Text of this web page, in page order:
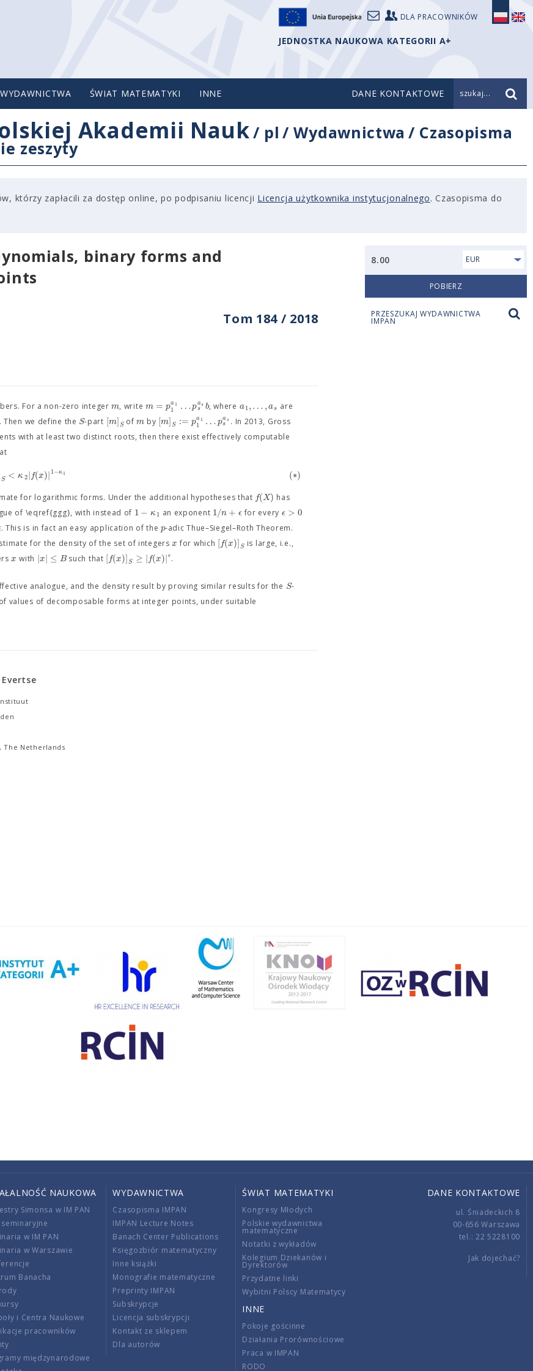
DLA PRACOWNIKÓW
JEDNOSTKA NAUKOWA KATEGORII A+
WYDAWNICTWA ŚWIAT MATEMATYKI INNE DANE KONTAKTOWE szukaj...
Akademii Nauk/ pl /Wydawnictwa / Czasopisma
zeszyty
którzy zapłacili za dostęp online, po podpisaniu licencji Licencja użytkownika instytucjonalnego. Czasopisma do
binary forms and
Tom 184 / 2018
For a non-zero integerm, write m = pa1
1 …pas
s b, where a1,… ,as are
. Then we define the S-part [m]Sofm by [m]S := pa1
1 …pas
s
. In 2013, Gross
with at least two distinct roots, then there exist effectively computable
S < κ2|f(x)|1−κ1 (∗)
for logarithmic forms. Under the additional hypotheses that f(X) has
of \eqref{ggg}, with instead of 1− κ1 an exponent 1/n+ ϵfor every ϵ > 0
. This is in fact an easy application of thep-adic Thue–Siegel–Roth Theorem.
for the density of the set of integersx for which [f(x)]S is large, i.e.,
x with |x| ≤ Bsuch that [f(x)]S ≥ |f(x)|ϵ.
analogue, and the density result by proving similar results for the S-
values of decomposable forms at integer points, under suitable
The Netherlands
8.00 EUR
POBIERZ
PRZESZUKAJ WYDAWNICTWA
IMPAN
NAUKOWA
Simonsa w IM PAN
seminaryjne
w IM PAN
w Warszawie
Banacha
i Centra Naukowe
pracowników
międzynarodowe
WYDAWNICTWA
Czasopisma IMPAN
IMPAN Lecture Notes
Banach Center Publications
Księgozbiór matematyczny
Inne książki
Monografie matematyczne
Preprinty IMPAN
Subskrypcje
Licencja subskrypcji
Kontakt ze sklepem
Dla autorów
ŚWIAT MATEMATYKI
Kongresy Młodych
Polskie wydawnictwa
matematyczne
Notatki z wykładów
Kolegium Dziekanów i
Dyrektorów
Przydatne linki
Wybitni Polscy Matematycy
INNE
Pokoje gościnne
Działania Prorównościowe
Praca w IMPAN
RODO
DANE KONTAKTOWE
ul. Śniadeckich 8
00-656 Warszawa
tel.: 22 5228100
Jak dojechać?